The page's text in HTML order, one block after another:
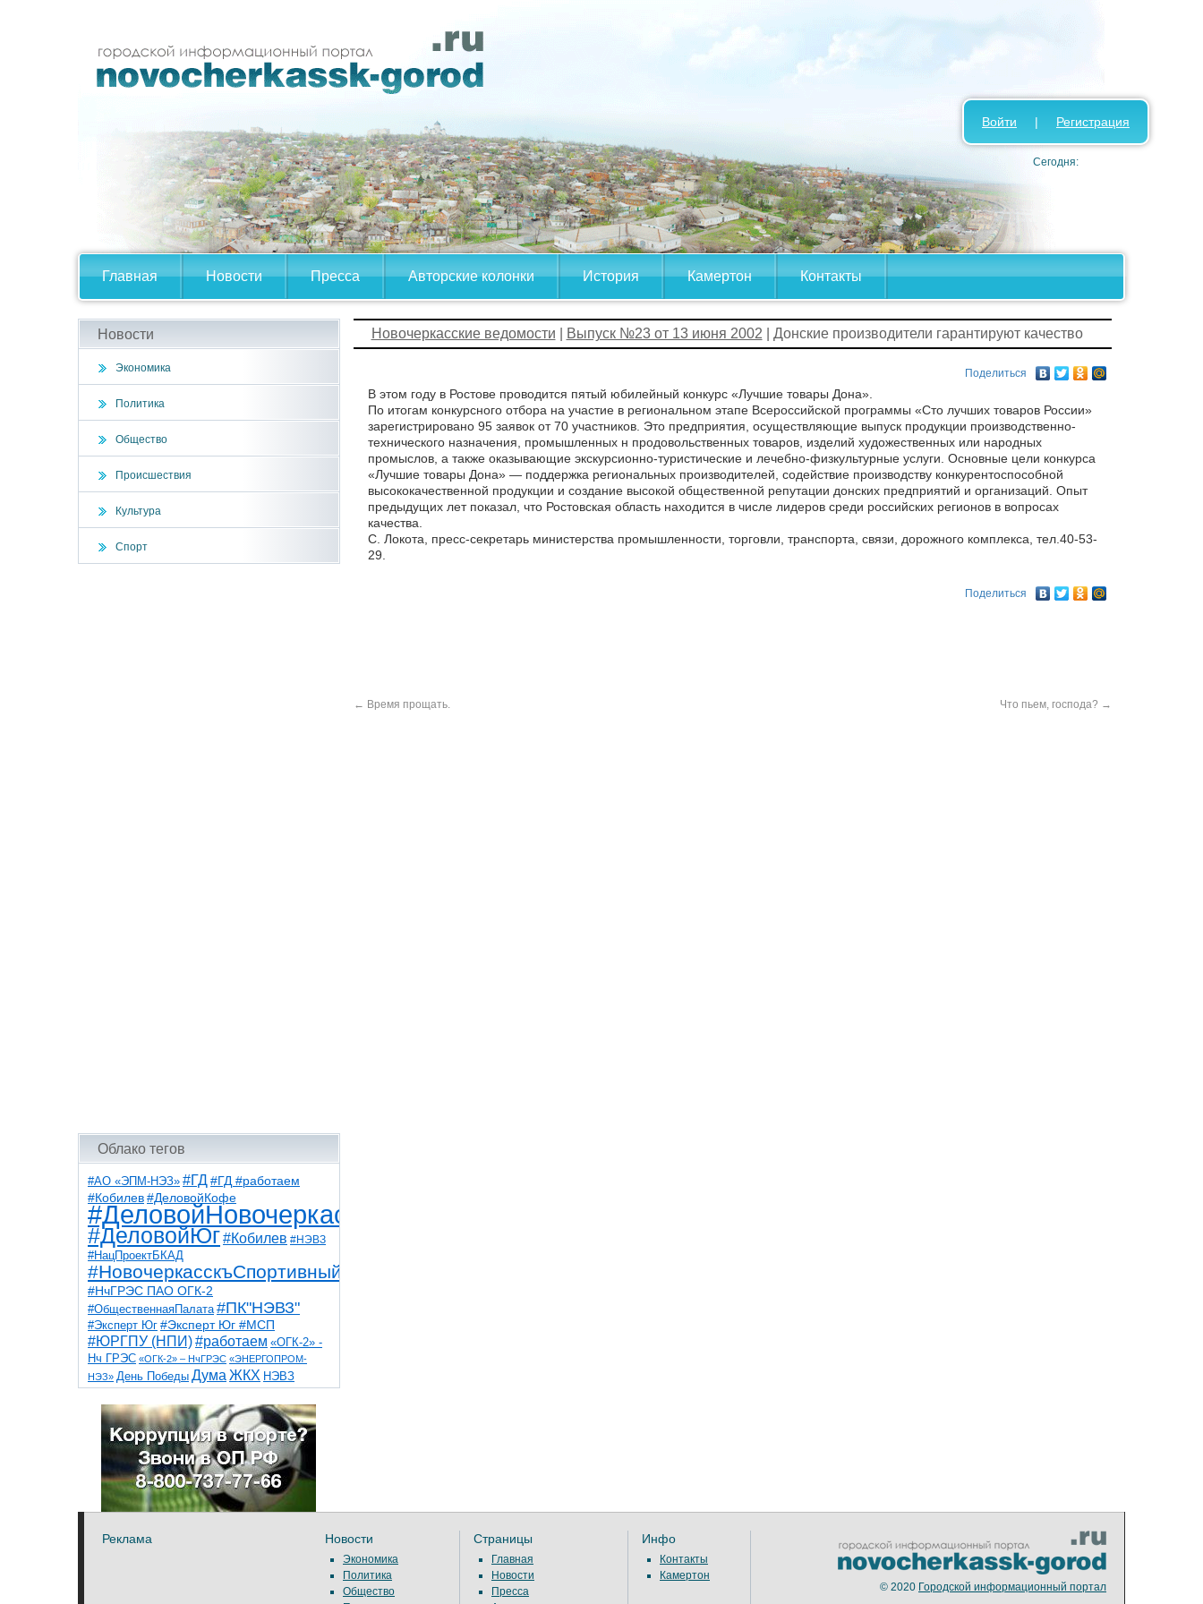
Главная Новости Пресса Авторские колонки История Камертон Контакты
Войти | Регистрация
Сегодня:
Новости
Экономика
Политика
Общество
Происшествия
Культура
Спорт
Облако тегов
#АО «ЭПМ-НЭЗ» #ГД #ГД #работаем
#Кобилев #ДеловойКофе
#ДеловойНовочеркасск
#ДеловойЮг#Кобилев #НЭВЗ
#НацПроектБКАД
#НовочеркасскъСпортивный
#НчГРЭС ПАО ОГК-2
#ОбщественнаяПалата #ПК"НЭВЗ"
#Эксперт Юг #Эксперт Юг #МСП
#ЮРГПУ (НПИ)#работаем «ОГК-2» -
Нч ГРЭС «ОГК-2» – НчГРЭС «ЭНЕРГОПРОМ-
НЭЗ» День Победы Дума ЖКХ НЭВЗ
НчГРЭС ТНТ
благоустройствоветераны выборы
детидороги казаки коррупция космос
общественная палата парк пожар роща
спорт театр транспорт художники
Новочеркасские ведомости Выпуск №23 от 13 июня 2002 | Донские производители гарантируют качество
Поделиться
В этом году в Ростове проводится пятый юбилейный конкурс «Лучшие товары Дона».
По итогам конкурсного отбора на участие в региональном этапе Всероссийской программы «Сто лучших товаров России»
зарегистрировано 95 заявок от 70 участников. Это предприятия, осуществляющие выпуск продукции производственно-
технического назначения, промышленных н продовольственных товаров, изделий художественных или народных
промыслов, а также оказывающие экскурсионно-туристические и лечебно-физкультурные услуги. Основные цели конкурса
«Лучшие товары Дона» — поддержка региональных производителей, содействие производству конкурентоспособной
высококачественной продукции и создание высокой общественной репутации донских предприятий и организаций. Опыт
предыдущих лет показал, что Ростовская область находится в числе лидеров среди российских регионов в вопросах
качества.
С. Локота, пресс-секретарь министерства промышленности, торговли, транспорта, связи, дорожного комплекса, тел.40-53-
29.
Поделиться
← Время прощать. Что пьем, господа? →
Реклама Новости
Экономика
Политика
Общество
Страницы
Главная
Новости
Пресса
Инфо
Контакты
Камертон
© 2020 Городской информационный портал